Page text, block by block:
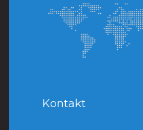
Kontakt